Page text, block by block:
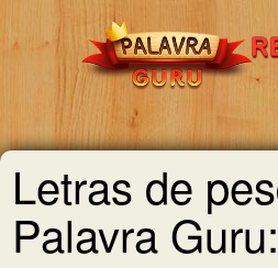
Letras de
Palavra